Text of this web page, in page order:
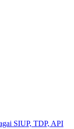
SIUP, TDP, API